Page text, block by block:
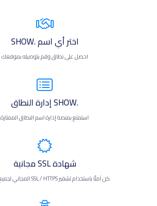
اختر أي اسم .SHOW
احصل على نطاق وقم بتوصيله بموقعك
.SHOW إدارة النطاق
استمتع بمنصة إدارة اسم النطاق الممتازة
شهادة SSL مجانية
كن آمنًا باستخدام تشفير SSL / HTTPS المجاني لجميع المواقع